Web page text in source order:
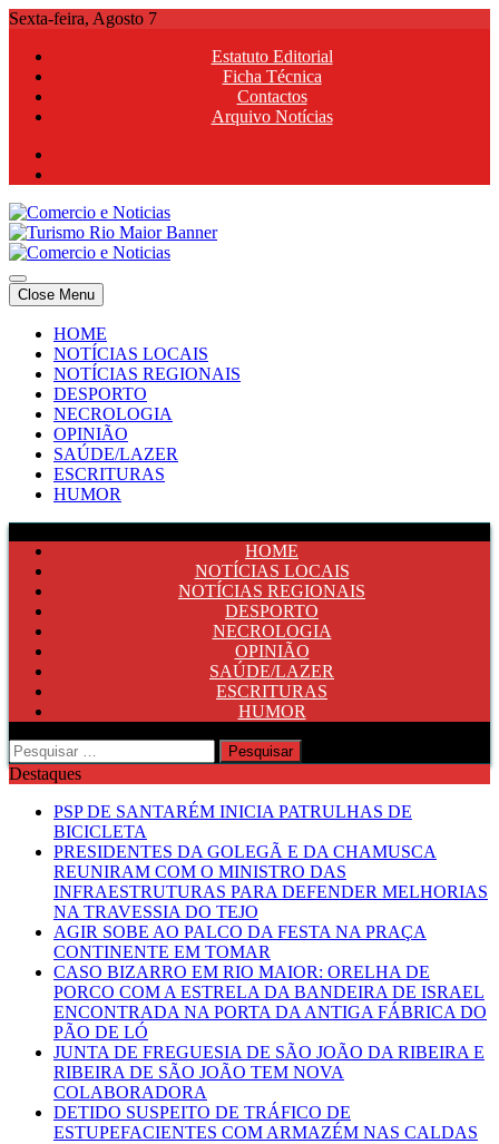
Skip
content
Sexta-feira, Agosto 7
Estatuto Editorial
Ficha Técnica
Contactos
Arquivo Notícias
Comercio e Noticias
Notícias e Publicidade Online
Comercio e Noticias
Notícias e Publicidade Online
Close Menu
HOME
NOTÍCIAS LOCAIS
NOTÍCIAS REGIONAIS
DESPORTO
NECROLOGIA
OPINIÃO
SAÚDE/LAZER
ESCRITURAS
HUMOR
HOME
NOTÍCIAS LOCAIS
NOTÍCIAS REGIONAIS
DESPORTO
NECROLOGIA
OPINIÃO
SAÚDE/LAZER
ESCRITURAS
HUMOR
Pesquisar
por:
Destaques
PSP DE SANTARÉM INICIA PATRULHAS DE
BICICLETA
PRESIDENTES DA GOLEGÃ E DA CHAMUSCA
REUNIRAM COM O MINISTRO DAS
INFRAESTRUTURAS PARA DEFENDER MELHORIAS
NA TRAVESSIA DO TEJO
AGIR SOBE AO PALCO DA FESTA NA PRAÇA
CONTINENTE EM TOMAR
CASO BIZARRO EM RIO MAIOR: ORELHA DE
PORCO COM A ESTRELA DA BANDEIRA DE ISRAEL
ENCONTRADA NA PORTA DA ANTIGA FÁBRICA DO
PÃO DE LÓ
JUNTA DE FREGUESIA DE SÃO JOÃO DA RIBEIRA E
RIBEIRA DE SÃO JOÃO TEM NOVA
COLABORADORA
DETIDO SUSPEITO DE TRÁFICO DE
ESTUPEFACIENTES COM ARMAZÉM NAS CALDAS